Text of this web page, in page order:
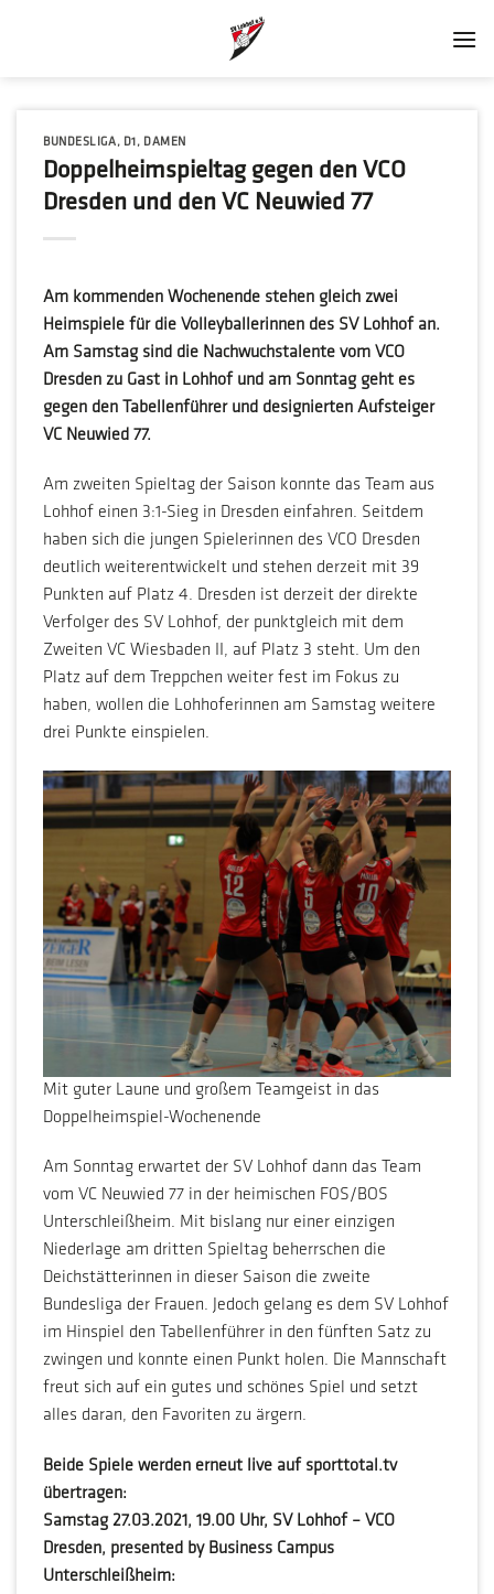
BUNDESLIGA, D1 , DAMEN
Doppelheimspieltag gegen den VCO
Dresden und den VC Neuwied 77
Am kommenden Wochenende stehen gleich zwei
Heimspiele für die Volleyballerinnen des SV Lohhof an.
Am Samstag sind die Nachwuchstalente vom VCO
Dresden zu Gast in Lohhof und am Sonntag geht es
gegen den Tabellenführer und designierten Aufsteiger
VC Neuwied 77.
Am zweiten Spieltag der Saison konnte das Team aus
Lohhof einen 3:1-Sieg in Dresden einfahren. Seitdem
haben sich die jungen Spielerinnen des VCO Dresden
deutlich weiterentwickelt und stehen derzeit mit 39
Punkten auf Platz 4. Dresden ist derzeit der direkte
Verfolger des SV Lohhof, der punktgleich mit dem
Zweiten VC Wiesbaden II, auf Platz 3 steht. Um den
Platz auf dem Treppchen weiter fest im Fokus zu
haben, wollen die Lohhoferinnen am Samstag weitere
drei Punkte einspielen.
Mit guter Laune und großem Teamgeist in das
Doppelheimspiel-Wochenende
Am Sonntag erwartet der SV Lohhof dann das Team
vom VC Neuwied 77 in der heimischen FOS/BOS
Unterschleißheim. Mit bislang nur einer einzigen
Niederlage am dritten Spieltag beherrschen die
Deichstätterinnen in dieser Saison die zweite
Bundesliga der Frauen. Jedoch gelang es dem SV Lohhof
im Hinspiel den Tabellenführer in den fünften Satz zu
zwingen und konnte einen Punkt holen. Die Mannschaft
freut sich auf ein gutes und schönes Spiel und setzt
alles daran, den Favoriten zu ärgern.
Beide Spiele werden erneut live auf sporttotal.tv
übertragen:
Samstag 27.03.2021, 19.00 Uhr, SV Lohhof – VCO
Dresden, presented by Business Campus
Unterschleißheim: